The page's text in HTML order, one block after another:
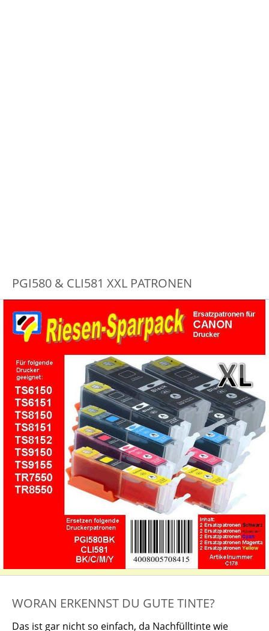
PGI580 & CLI581 XXL PATRONEN
WORAN ERKENNST DU GUTE TINTE?
Das ist gar nicht so einfach, da Nachfülltinte wie